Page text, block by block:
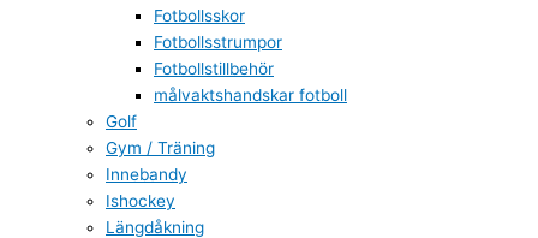
Fotbollsskor
Fotbollsstrumpor
Fotbollstillbehör
målvaktshandskar fotboll
Golf
Gym / Träning
Innebandy
Ishockey
Längdåkning